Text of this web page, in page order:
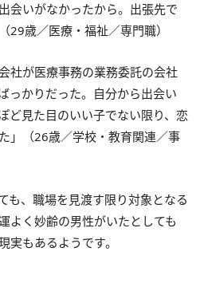
会いがなかったから。出張先で
29歳／医療・福祉／専門職）
社が医療事務の業務委託の会社
っかりだった。自分から出会い
ど見た目のいい子でない限り、恋
」（26歳／学校・教育関連／事
も、職場を見渡す限り対象となる
よく妙齢の男性がいたとしても
実もあるようです。